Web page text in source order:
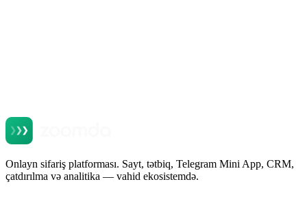
Onlayn sifariş platforması. Sayt, tətbiq, Telegram Mini App, CRM,
çatdırılma və analitika — vahid ekosistemdə.